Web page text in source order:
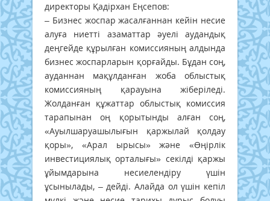
директоры Қадірхан Еңсепов:
– Бизнес жоспар жасалғаннан кейін несие
алуға ниетті азаматтар әуелі аудандық
деңгейде құрылған комиссияның алдында
бизнес жоспарларын қорғайды. Бұдан соң,
ауданнан мақұлданған жоба облыстық
комиссияның қарауына жіберіледі.
Жолданған құжаттар облыстық комиссия
тарапынан оң қорытынды алған соң,
«Ауылшаруашылығын қаржылай қолдау
қоры», «Арал ырысы» және «Өңірлік
инвестициялық орталығы» секілді қаржы
ұйымдарына несиелендіру үшін
ұсынылады, – дейді. Алайда ол үшін кепіл